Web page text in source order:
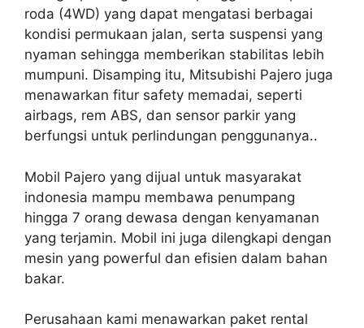
roda (4WD) yang dapat mengatasi berbagai
kondisi permukaan jalan, serta suspensi yang
nyaman sehingga memberikan stabilitas lebih
mumpuni. Disamping itu, Mitsubishi Pajero juga
menawarkan fitur safety memadai, seperti
airbags, rem ABS, dan sensor parkir yang
berfungsi untuk perlindungan penggunanya..
Mobil Pajero yang dijual untuk masyarakat
indonesia mampu membawa penumpang
hingga 7 orang dewasa dengan kenyamanan
yang terjamin. Mobil ini juga dilengkapi dengan
mesin yang powerful dan efisien dalam bahan
bakar.
Perusahaan kami menawarkan paket rental